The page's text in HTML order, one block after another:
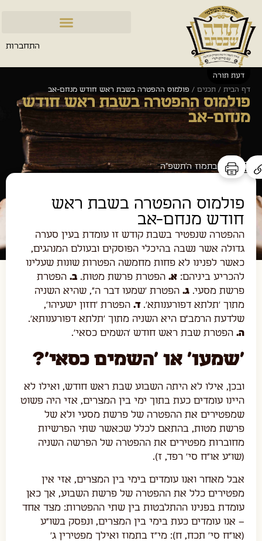
התחברות
דעת תורה
דף הבית / תכנים / פולמוס ההפטרה בשבת ראש חודש מנחם-אב
פולמוס ההפטרה בשבת ראש חודש
מנחם-אב
כ״ד בתמוז ה׳תשפ״ה
פולמוס ההפטרה בשבת ראש
חודש מנחם-אב
ההפטרה שנפטיר בשבת קודש זו עומדת בעין סערה
גדולה אשר נשבה בהיכלי הפוסקים ובעולם המנהגים,
כאשר לפנינו לא פחות מחמשה הפטרות שונות שעלינו
להכריע ביניהם: א. הפטרת פרשת מטות. ב. הפטרת
פרשת מסעי. ג. הפטרת 'שמעו דבר ה", שהיא השניה
מתוך 'תלתא דפורענותא'.ד. הפטרת 'חזון ישעיהו',
שלדעת הרמב"ם היא השניה מתוך 'תלתא דפורענותא'.
ה. הפטרת שבת ראש חודש 'השמים כסאי'.
'שמעו' או 'השמים כסאי'?
ובכן, אילו לא היתה השבוע שבת ראש חודש, ואילו לא
היינו עומדים כעת בתוך ימי בין המצרים, אזי היה פשוט
שמפטירים את ההפטרה של פרשת מסעי ולא של
פרשת מטות, בהתאם לכלל שכאשר שתי הפרשיות
מחוברות מפטירים את ההפטרה של הפרשה השניה
(שו"ע או"ח סי' רפד, ז).
אבל מאחר ואנו עומדים בימי בין המצרים, אזי אין
מפטירים כלל את ההפטרה של פרשת השבוע, אך כאן
עומדת בפנינו ההתלבטות בין שתי ההפטרות: מצד אחד
– אנו עומדים כעת בימי בין המצרים, ונפסק בשו"ע
(או"ח סי' תכח, ח): מי"ז בתמוז ואילך מפטירין ג'